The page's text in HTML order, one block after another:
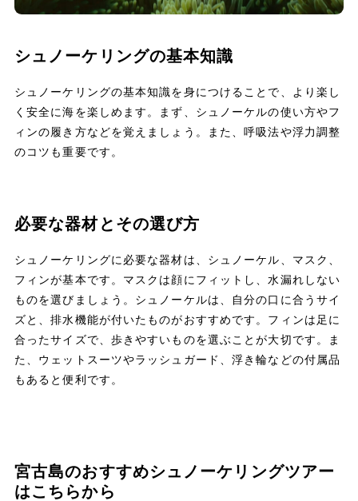
シュノーケリングの基本知識
シュノーケリングの基本知識を身につけることで、より楽し
く安全に海を楽しめます。まず、シュノーケルの使い方やフ
ィンの履き方などを覚えましょう。また、呼吸法や浮力調整
のコツも重要です。
必要な器材とその選び方
シュノーケリングに必要な器材は、シュノーケル、マスク、
フィンが基本です。マスクは顔にフィットし、水漏れしない
ものを選びましょう。シュノーケルは、自分の口に合うサイ
ズと、排水機能が付いたものがおすすめです。フィンは足に
合ったサイズで、歩きやすいものを選ぶことが大切です。ま
た、ウェットスーツやラッシュガード、浮き輪などの付属品
もあると便利です。
宮古島のおすすめシュノーケリングツアー
はこちらから